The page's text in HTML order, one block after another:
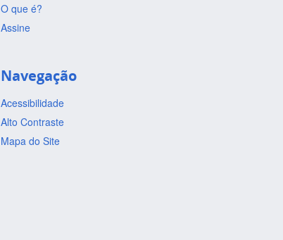
O que é?
Assine
Navegação
Acessibilidade
Alto Contraste
Mapa do Site